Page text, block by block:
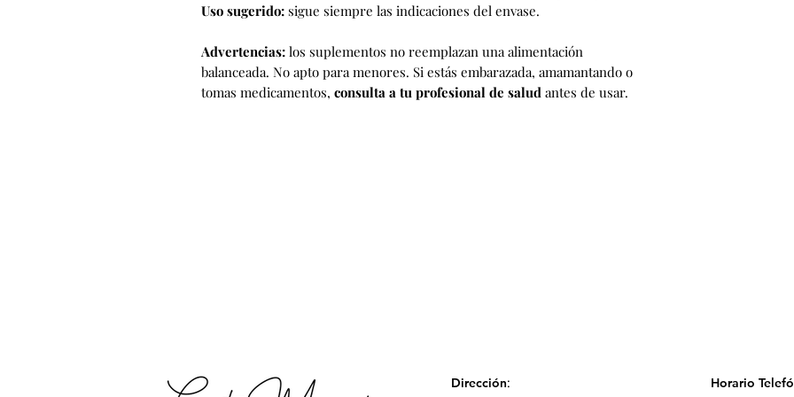
Uso sugerido: sigue siempre las indicaciones del envase.
Advertencias: los suplementos no reemplazan una alimentación
balanceada. No apto para menores. Si estás embarazada, amamantando o
tomas medicamentos, consulta a tu profesional de salud antes de usar.
Dirección: Horario